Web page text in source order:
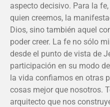
aspecto decisivo. Para la
quien creemos, la
Dios, sino también aquel
poder creer. La fe no sólo
desde el punto de vista de
participación en su modo
la vida confiamos en otras
cosas mejor que nosotros.
arquitecto que nos